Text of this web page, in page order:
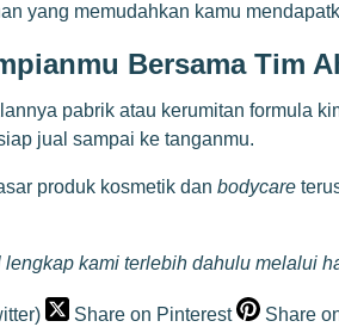
yang memudahkan kamu
Bersama Tim
pabrik atau kerumitan formula
jual sampai ke tanganmu.
produk kosmetik dan bodycare
kami terlebih dahulu melalui
Share on Pinterest Share